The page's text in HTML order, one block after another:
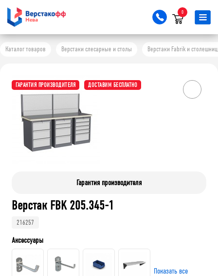
0
Каталог товаров Верстаки слесарные и столы Верстаки Fabrik и
ГАРАНТИЯ ПРОИЗВОДИТЕЛЯ ДОСТАВИМ БЕСПЛАТНО
Гарантия производителя
Верстак FBK 205.345-1
216257
Аксессуары
Показать все